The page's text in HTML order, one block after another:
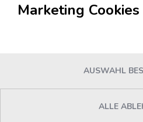
Wareneingang: Was
Marketing Cookies
AUSWAHL
ALLE